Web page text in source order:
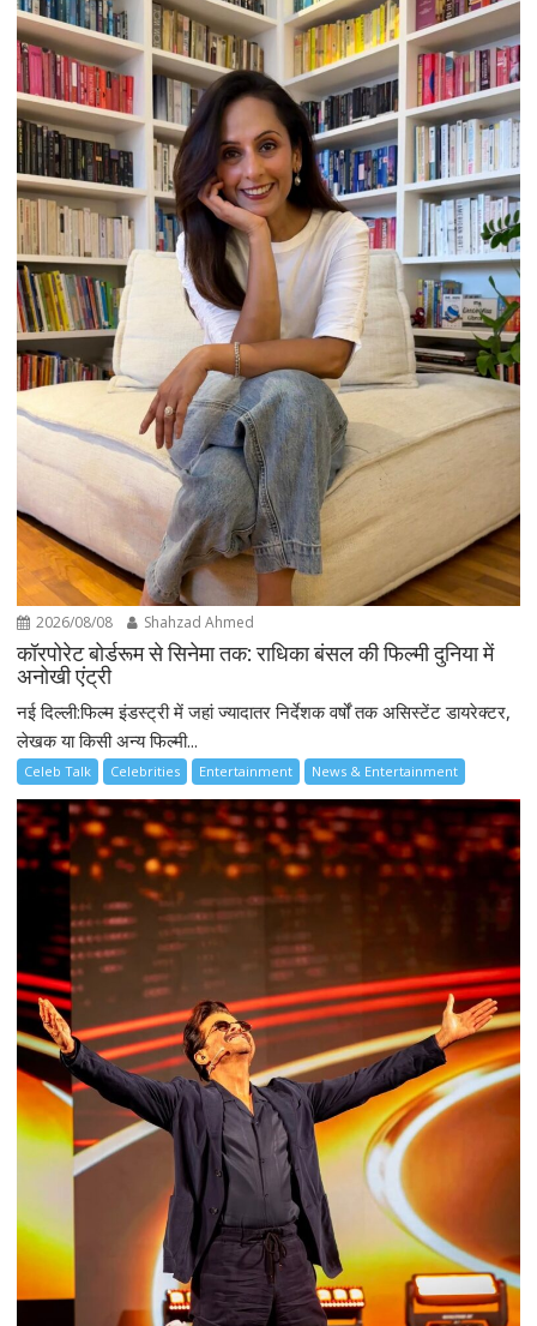
2026/08/08 Shahzad Ahmed
कॉरपोरेट बोर्डरूम से सिनेमा तक: राधिका बंसल की फिल्मी दुनिया में
अनोखी एंट्री
नई दिल्ली:फिल्म इंडस्ट्री में जहां ज्यादातर निर्देशक वर्षों तक असिस्टेंट डायरेक्टर,
लेखक या किसी अन्य फिल्मी...
Celeb Talk Celebrities Entertainment News & Entertainment